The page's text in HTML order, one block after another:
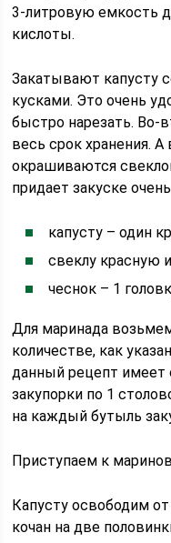
3-литровую емкость
кислоты.
Закатывают капусту
кусками. Это очень
быстро нарезать. Во-
весь срок хранения. А
окрашиваются
придает закуске
капусту – один
свеклу красную
чеснок – 1
Для маринада
количестве, как
данный рецепт имеет
закупорки по 1
на каждый бутыль
Приступаем к
Капусту освободим
кочан на две